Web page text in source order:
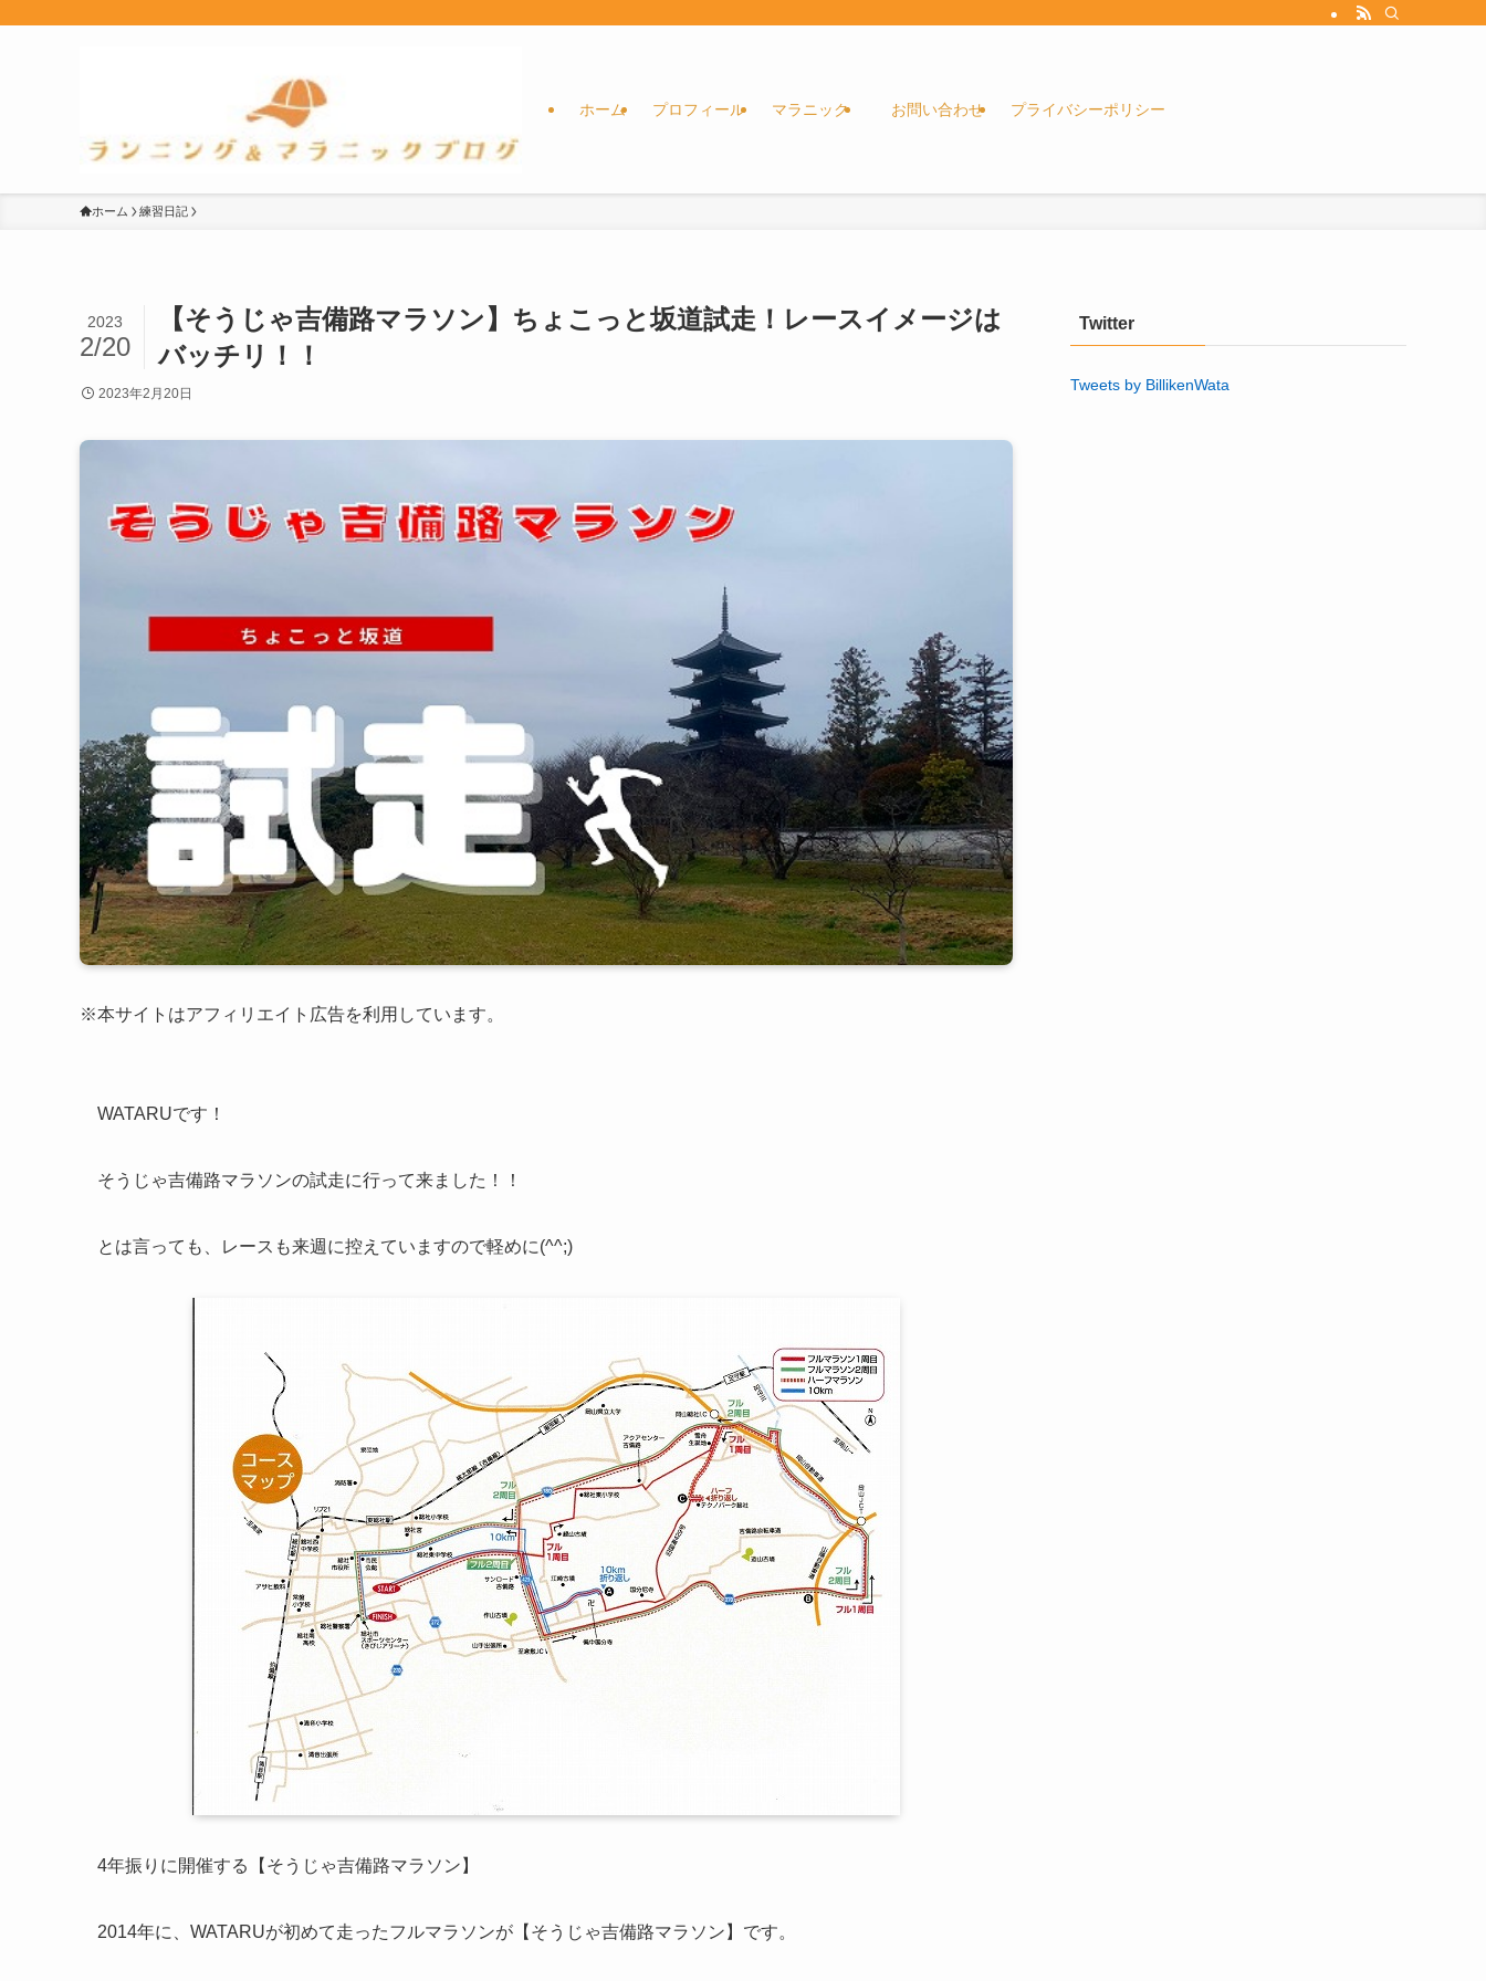
ホーム プロフィール マラニック お問い合わせ プライバシーポリシー
ホーム 練習日記
【そうじゃ吉備路マラソン】ちょこっと坂道試走！レースイメージは
バッチリ！！
2023
2/20
2023年2月20日
※本サイトはアフィリエイト広告を利用しています。
WATARUです！
そうじゃ吉備路マラソンの試走に行って来ました！！
とは言っても、レースも来週に控えていますので軽めに(^^;)
4年振りに開催する【そうじゃ吉備路マラソン】
2014年に、WATARUが初めて走ったフルマラソンが【そうじゃ吉備路マラソン】です。
Twitter
Tweets by BillikenWata